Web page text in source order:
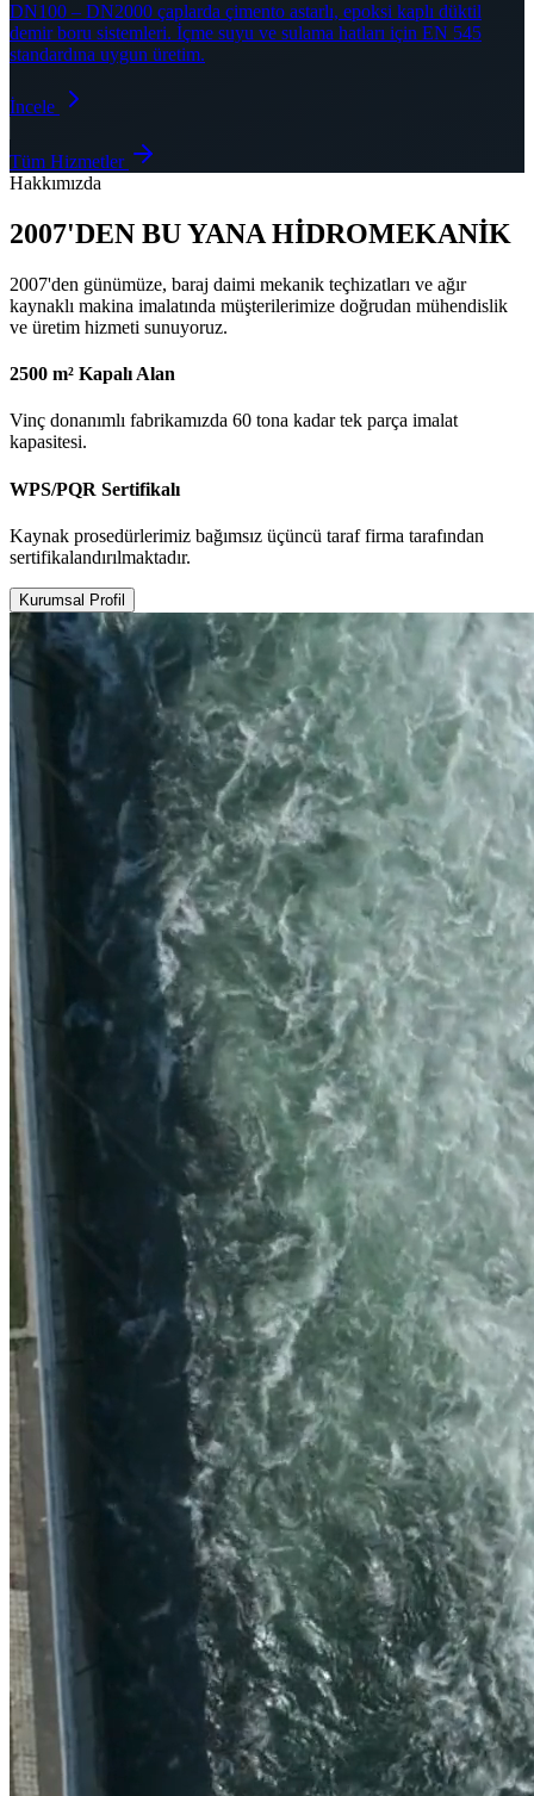
DN100 – DN2000 çaplarda çimento astarlı, epoksi kaplı düktil
demir boru sistemleri. İçme suyu ve sulama hatları için EN 545
standardına uygun üretim.
İncele
Tüm Hizmetler
Hakkımızda
2007'DEN BU YANA HİDROMEKANİK
2007'den günümüze, baraj daimi mekanik teçhizatları ve ağır
kaynaklı makina imalatında müşterilerimize doğrudan mühendislik
ve üretim hizmeti sunuyoruz.
2500 m² Kapalı Alan
Vinç donanımlı fabrikamızda 60 tona kadar tek parça imalat
kapasitesi.
WPS/PQR Sertifikalı
Kaynak prosedürlerimiz bağımsız üçüncü taraf firma tarafından
sertifikalandırılmaktadır.
Kurumsal Profil